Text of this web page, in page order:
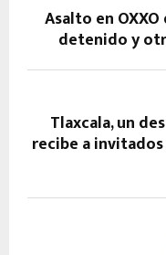
Asalto en
detenido y
Tlaxcala, un
recibe a